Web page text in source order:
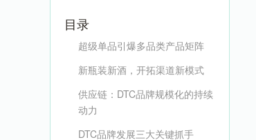
目录
超级单品引爆多品类产品矩阵
新瓶装新酒，开拓渠道新模式
供应链：DTC品牌规模化的持续
动力
DTC品牌发展三大关键抓手